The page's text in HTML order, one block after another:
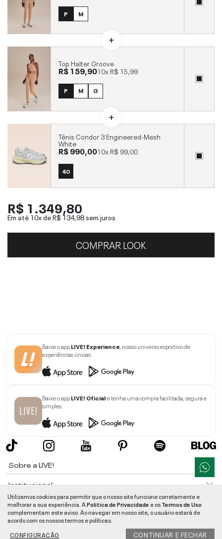
P M
Top Halter Groove
R$ 159,9010xR$ 15,99
P M G
Tênis Condor 3 Engineered-Mesh
White
R$ 990,0010xR$ 99,00
40
R$ 1.349,80
Em até 10x deR$ 134,98sem juros
COMPRAR LOOK
Baixe o appLIVE! Experience, nosso universo esportivo de
experiências únicas.
Baixe o appLIVE! Oficiale tenha uma compra facilitada, segura e
simples.
Sobre a LIVE!
Institucional
Informações
Ajuda
Utilizamos cookies para permitir que o nosso site funcione corretamente e
melhorar a sua experiência. APolitica de Privacidade e osTermos de Uso
complementam este aviso. Ao navegar em nosso site, o usuário estará de
acordo com os nossos termos e políticas.
CONFIGURAÇÃO
CONTINUAR E FECHAR